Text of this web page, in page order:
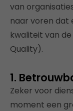
van
naar voren dat
kwaliteit van
Quality).
1.
Zeker voor
moment een